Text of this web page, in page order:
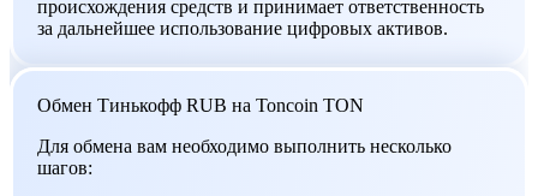
происхождения средств и принимает ответственность
за дальнейшее использование цифровых активов.
Обмен Тинькофф RUB на Toncoin TON
Для обмена вам необходимо выполнить несколько
шагов: